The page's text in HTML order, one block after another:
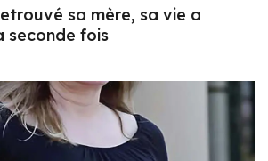
sa mère, sa vie a
seconde fois